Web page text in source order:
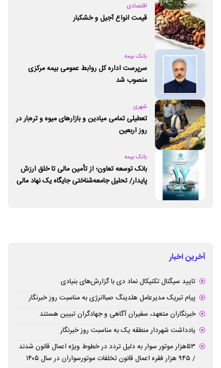
اقتصادی
قیمت انواع آجیل و خشکبار
بانک بیمه
سرپرست اداره کل روابط عمومی بیمه مرکزی
منصوب شد
شهری
تعطیلی تمامی میادین و بازارهای میوه و تره‌بار در
روز اربعین
بانک بیمه
بانک توسعه تعاون؛ از تأمین مالی تا خلق ارزش
پایدار/ تحلیل جامعه‌شناختی جایگاه یک نهاد مالی
آخرین اخبار
تایید سیگنال تکنیکال نماد دی با گزارش‌های بنیادی
پیام تبریک مدیرعامل هلدینگ صباانرژی به مناسبت روز خبرنگار
خبرنگاران متعهد، سفیران آگاهی و جهادگران تبیین هستند
یادداشت شهردار منطقه یک به مناسبت روز خبرنگار
۵۳هزار موتور سوار به دلیل تردد در خطوط ویژه اعمال قانون شدند
/ ۹۴۵ هزار فقره اعمال قانون تخلفات موتورسواران در سال ۱۴۰۵